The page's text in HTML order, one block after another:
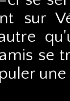
sur
se